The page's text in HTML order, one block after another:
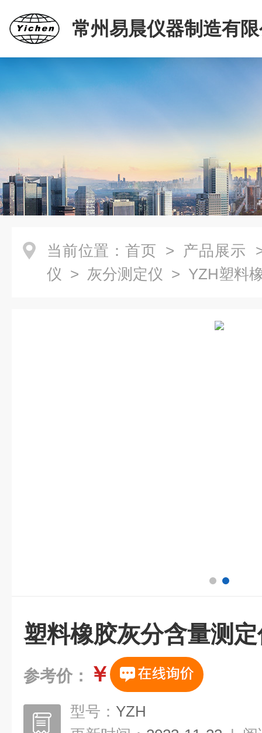
常州易晨仪器制造有
当前位置： 首页 > 产品展示
仪 > 灰分测定仪 > YZH塑料
塑料橡胶灰分含量测
参考价： ￥
型号： YZH